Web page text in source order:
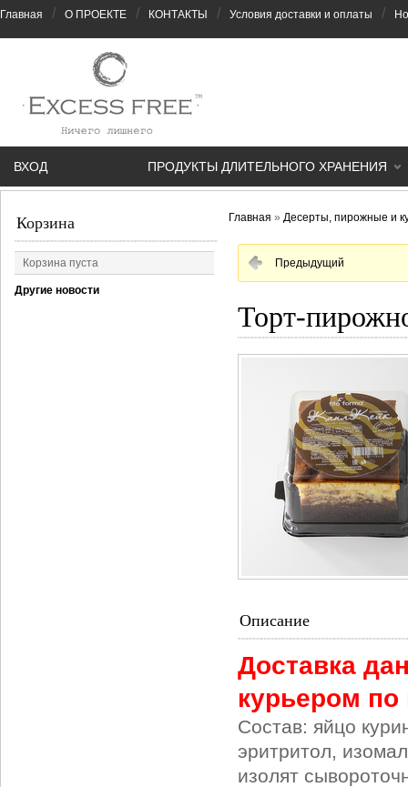
Главная / О ПРОЕКТЕ / КОНТАКТЫ / Условия доставки и оплаты /
ПРОДУКТЫ ДЛИТЕЛЬНОГО ХРАНЕНИЯ
ВХОД
Корзина
Корзина пуста
Другие новости
Главная » Десерты, пирожные и
Предыдущий
Торт-
Описание
Доставка
курьером по
Состав: яйцо
эритритол,
изолят